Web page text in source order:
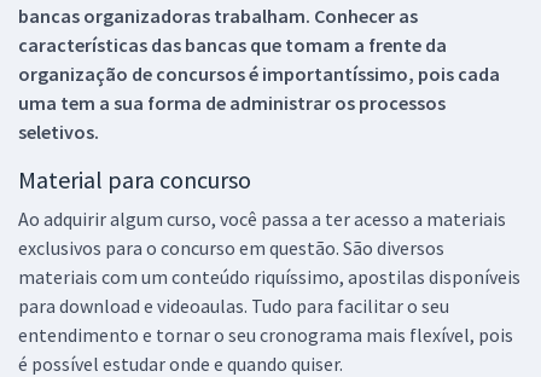
bancas organizadoras trabalham. Conhecer as
características das bancas que tomam a frente da
organização de concursos é importantíssimo, pois cada
uma tem a sua forma de administrar os processos
seletivos.
Material para concurso
Ao adquirir algum curso, você passa a ter acesso a materiais
exclusivos para o concurso em questão. São diversos
materiais com um conteúdo riquíssimo, apostilas disponíveis
para download e videoaulas. Tudo para facilitar o seu
entendimento e tornar o seu cronograma mais flexível, pois
é possível estudar onde e quando quiser.